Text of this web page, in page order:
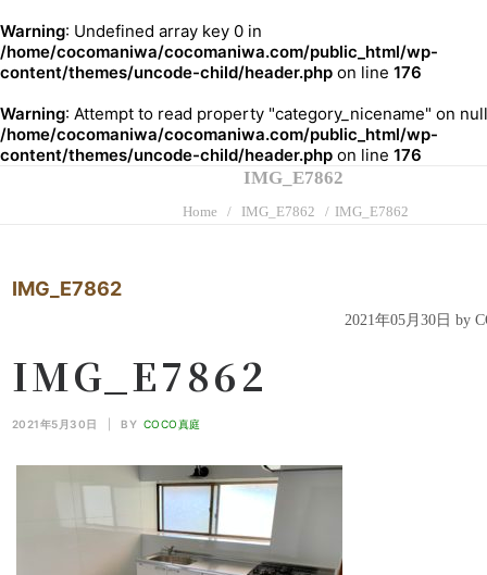
Warning: Undefined array key 0 in
/home/cocomaniwa/cocomaniwa.com/public_html/wp-
content/themes/uncode-child/header.php on line 176
Warning: Attempt to read property "category_nicename" on
/home/cocomaniwa/cocomaniwa.com/public_html/wp-
content/themes/uncode-child/header.php on line 176
IMG_E7862
Home IMG_E7862 IMG_E7862
IMG_E7862
2021年05月30日 by
IMG_E7862
2021年5月30日 BY COCO真庭